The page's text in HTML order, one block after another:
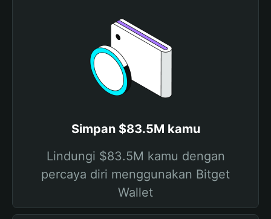
Simpan $83.5M kamu
Lindungi $83.5M kamu dengan
percaya diri menggunakan Bitget
Wallet